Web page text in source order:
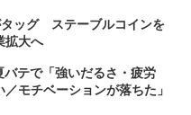
ッグ ステーブルコインを
拡大へ
テで「強いだるさ・疲労
モチベーションが落ちた」